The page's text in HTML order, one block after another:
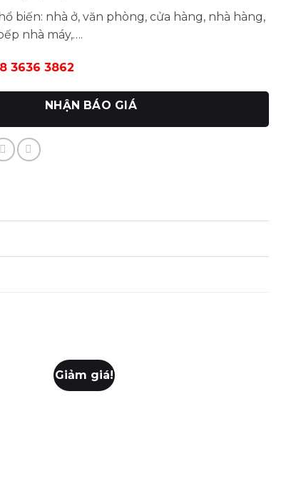
biến: nhà ở, văn phòng, cửa hàng, nhà hàng,
nhà máy,….
3636 3862
NHẬN BÁO GIÁ
Giảm giá!